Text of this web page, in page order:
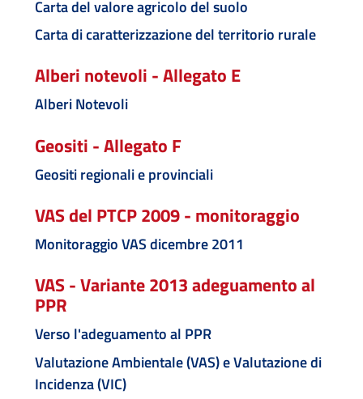
Carta del valore agricolo del suolo
Carta di caratterizzazione del territorio rurale
Alberi notevoli - Allegato E
Alberi Notevoli
Geositi - Allegato F
Geositi regionali e provinciali
VAS del PTCP 2009 - monitoraggio
Monitoraggio VAS dicembre 2011
VAS - Variante 2013 adeguamento al
PPR
Verso l'adeguamento al PPR
Valutazione Ambientale (VAS) e Valutazione di
Incidenza (VIC)